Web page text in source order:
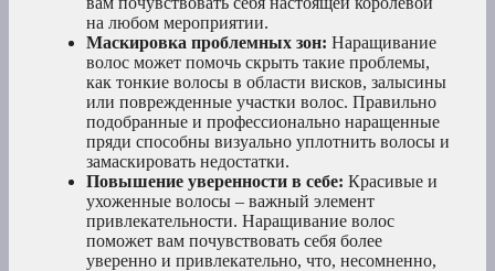
на любом мероприятии.
Маскировка проблемных зон: Наращивание
волос может помочь скрыть такие проблемы,
как тонкие волосы в области висков, залысины
или поврежденные участки волос. Правильно
подобранные и профессионально наращенные
пряди способны визуально уплотнить волосы и
замаскировать недостатки.
Повышение уверенности в себе: Красивые и
ухоженные волосы – важный элемент
привлекательности. Наращивание волос
поможет вам почувствовать себя более
уверенно и привлекательно, что, несомненно,